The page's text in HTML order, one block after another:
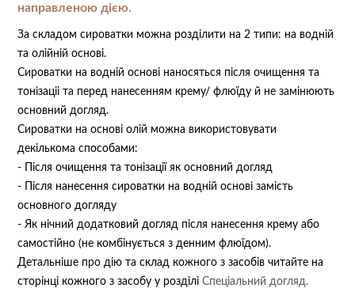
направленою дією. ⠀
За складом сироватки можна розділити на 2 типи: на водній
та олійній основі. ⠀
Сироватки на водній основі наносяться після очищення та
тонізаціі та перед нанесенням крему/ флюїду й не замінюють
основний догляд.
Сироватки на основі олій можна використовувати
декількома способами: ⠀
- Після очищення та тонізації як основний догляд ⠀
- Після нанесення сироватки на водній основі замість
основного догляду ⠀
- Як нічний додатковий догляд після нанесення крему або
самостійно (не комбінується з денним флюїдом).⠀
Детальніше про дію та склад кожного з засобів читайте на
сторінці кожного з засобу у розділіСпеціальний догляд.